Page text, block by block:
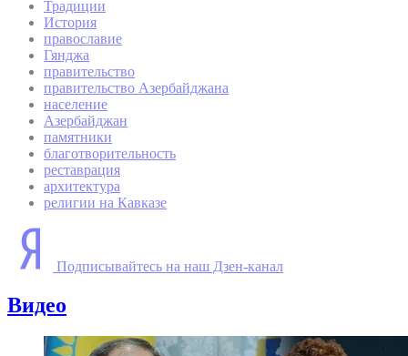
Традиции
История
православие
Гянджа
правительство
правительство Азербайджана
население
Азербайджан
памятники
благотворительность
реставрация
архитектура
религии на Кавказе
Подписывайтесь на наш Дзен-канал
Видео